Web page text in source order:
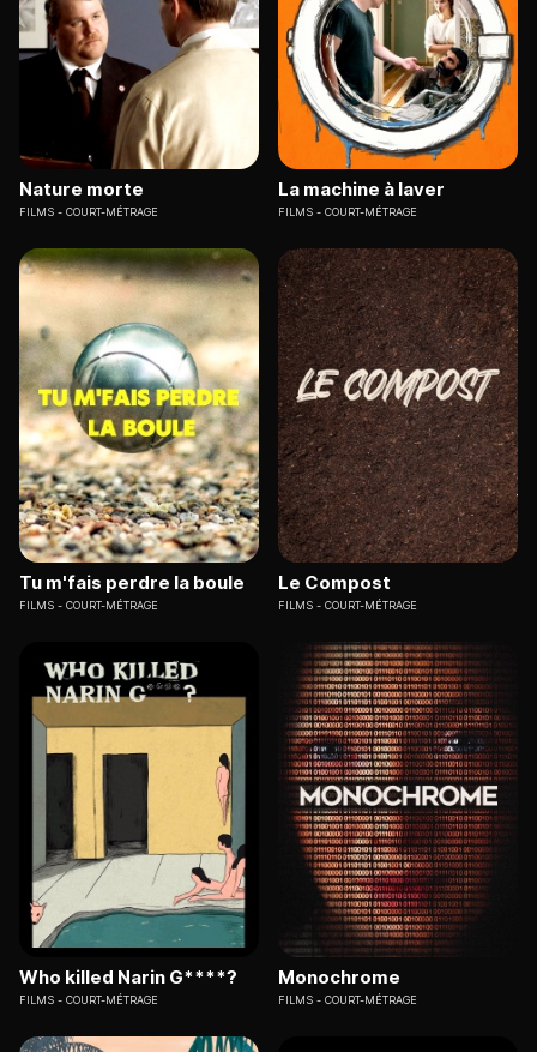
Nature morte
FILMS COURT-MÉTRAGE
La machine à laver
FILMS COURT-MÉTRAGE
Tu m'fais perdre la boule
FILMS COURT-MÉTRAGE
Le Compost
FILMS COURT-MÉTRAGE
Who killed Narin G****?
FILMS COURT-MÉTRAGE
Monochrome
FILMS COURT-MÉTRAGE